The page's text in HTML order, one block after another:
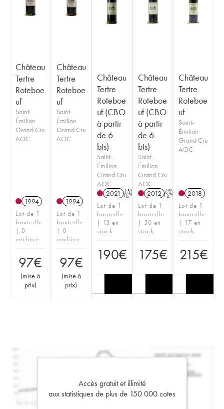
Château
Tertre
Roteboe
uf
Saint-
Émilion
Grand Cru
AOC
1994
Lot de 1
bouteille
| 0
enchère
97€
(mise à
prix)
Château
Tertre
Roteboe
uf
Saint-
Émilion
Grand Cru
AOC
1994
Lot de 1
bouteille
| 0
enchère
97€
(mise à
prix)
Château
Tertre
Roteboe
uf (CBO
à partir
de 6
bts)
Saint-
Émilion
Grand Cru
AOC
2021 T
Lot de 1
bouteille
| 13 en
stock
190€
Château
Tertre
Roteboe
uf (CBO
à partir
de 6
bts)
Saint-
Émilion
Grand Cru
AOC
2012 T
Lot de 1
bouteille
| 50 en
stock
175€
Château
Tertre
Roteboe
uf
Saint-
Émilion
Grand Cru
AOC
2018
Lot de 1
bouteille
| 17 en
stock
215€
Accès gratuit et illimité
aux statistiques de plus de 150 000 cotes